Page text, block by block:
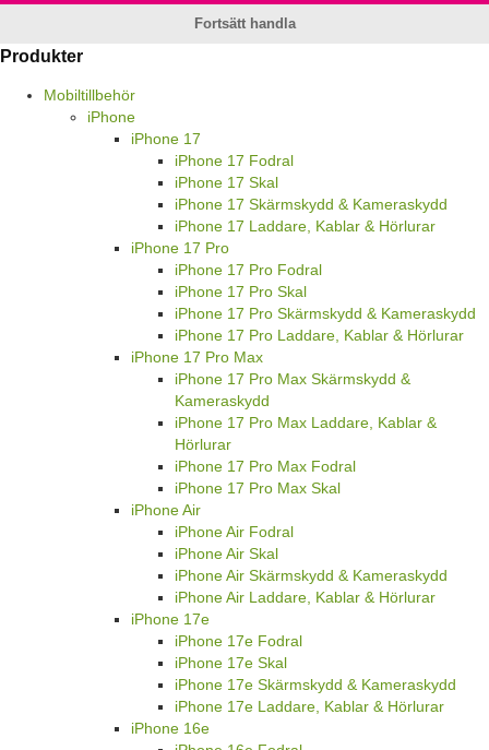
Fortsätt handla
Produkter
Mobiltillbehör
iPhone
iPhone 17
iPhone 17 Fodral
iPhone 17 Skal
iPhone 17 Skärmskydd & Kameraskydd
iPhone 17 Laddare, Kablar & Hörlurar
iPhone 17 Pro
iPhone 17 Pro Fodral
iPhone 17 Pro Skal
iPhone 17 Pro Skärmskydd & Kameraskydd
iPhone 17 Pro Laddare, Kablar & Hörlurar
iPhone 17 Pro Max
iPhone 17 Pro Max Skärmskydd &
Kameraskydd
iPhone 17 Pro Max Laddare, Kablar &
Hörlurar
iPhone 17 Pro Max Fodral
iPhone 17 Pro Max Skal
iPhone Air
iPhone Air Fodral
iPhone Air Skal
iPhone Air Skärmskydd & Kameraskydd
iPhone Air Laddare, Kablar & Hörlurar
iPhone 17e
iPhone 17e Fodral
iPhone 17e Skal
iPhone 17e Skärmskydd & Kameraskydd
iPhone 17e Laddare, Kablar & Hörlurar
iPhone 16e